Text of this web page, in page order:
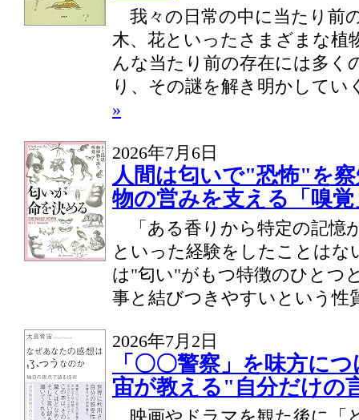
我々の日常の中に当たり前
木、花といったさまざまな植
んな当たり前の存在には多く
り、その謎を解き明かしてい
»
2026年7月6日
人間は匂いで"恐怖"を
物の営みを支える「嗅
「ある香りから特定の記憶
といった経験をしたことはな
は"匂い"がもつ特徴のひとつ
事と結びつきやすいという性
2026年7月2日
「〇〇警察」を味方に
宙が教える"自分だけの